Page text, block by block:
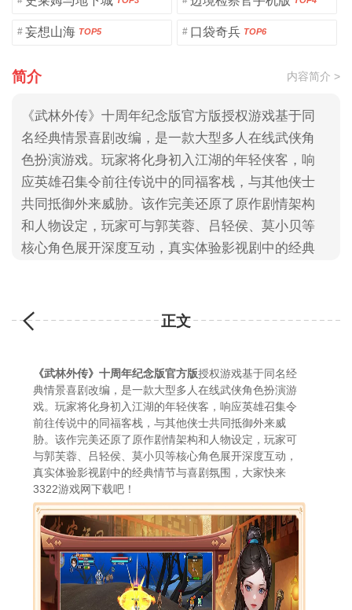
# 妄想山海 TOP5 # 口袋奇兵 TOP6
简介 内容简介 >
《武林外传》十周年纪念版官方版授权游戏基于同
名经典情景喜剧改编，是一款大型多人在线武侠角
色扮演游戏。玩家将化身初入江湖的年轻侠客，响
应英雄召集令前往传说中的同福客栈，与其他侠士
共同抵御外来威胁。该作完美还原了原作剧情架构
和人物设定，玩家可与郭芙蓉、吕轻侯、莫小贝等
核心角色展开深度互动，真实体验影视剧中的经典
正文
《武林外传》十周年纪念版官方版授权游戏基于同名经
典情景喜剧改编，是一款大型多人在线武侠角色扮演游
戏。玩家将化身初入江湖的年轻侠客，响应英雄召集令
前往传说中的同福客栈，与其他侠士共同抵御外来威
胁。该作完美还原了原作剧情架构和人物设定，玩家可
与郭芙蓉、吕轻侯、莫小贝等核心角色展开深度互动，
真实体验影视剧中的经典情节与喜剧氛围，大家快来
3322游戏网下载吧！